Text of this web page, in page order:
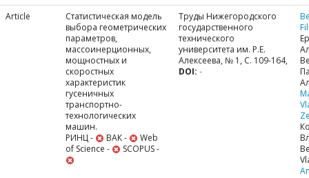
Article
Статистическая модель
выбора геометрических
параметров,
массоинерционных,
мощностных и
скоростных
характеристик
гусеничных
транспортно-
технологических
машин.
РИНЦ -
ВАК -
Web
of Science -
SCOPUS -
Труды Нижегородского
государственного
технического
университета им. Р.Е.
Алексеева, № 1, С. 109-164,
DOI: -